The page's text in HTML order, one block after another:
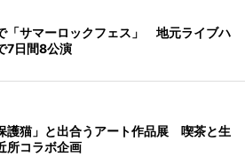
「サマーロックフェス」 地元ライブハ
7日間8公演
護猫」と出合うアート作品展 喫茶と生
所コラボ企画